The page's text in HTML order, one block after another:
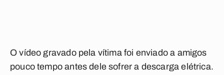
O vídeo gravado pela vítima foi enviado a amigos
pouco tempo antes dele sofrer a descarga elétrica.